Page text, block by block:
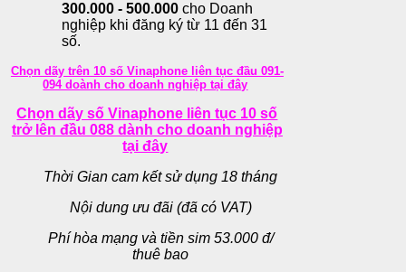
300.000 - 500.000 cho Doanh
nghiệp khi đăng ký từ 11 đến 31
số.
Chọn dãy trên 10 số Vinaphone liên tục đầu 091-
094 doành cho doanh nghiệp tại đây
Chọn dãy số Vinaphone liên tục 10 số
trở lên đầu 088 dành cho doanh nghiệp
tại đây
Thời Gian cam kết sử dụng 18 tháng
Nội dung ưu đãi (đã có VAT)
Phí hòa mạng và tiền sim 53.000 đ/
thuê bao